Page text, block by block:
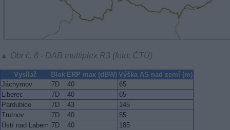
▲ Obr č. 6 - DAB multiplex R3 (foto: ČTÚ)
Vysílač Blok ERP max (dBW) Výška AS nad zemí (m)
Jáchymov
7D 40
65
Liberec
7D 40
65
Pardubice
7D 43
145
Trutnov
7D 40
55
Ústí nad Labem 7D 40 185